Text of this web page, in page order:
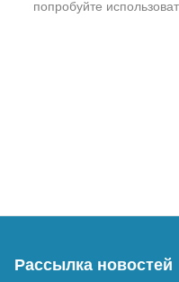
попробуйте
Рассылка новостей